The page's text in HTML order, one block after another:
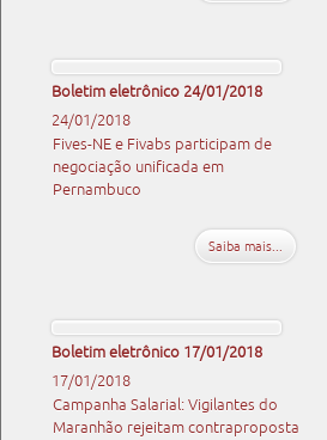
Boletim eletrônico 24/01/2018
24/01/2018
Fives-NE e Fivabs participam de
negociação unificada em
Pernambuco
Saiba mais...
Boletim eletrônico 17/01/2018
17/01/2018
Campanha Salarial: Vigilantes do
Maranhão rejeitam contraproposta